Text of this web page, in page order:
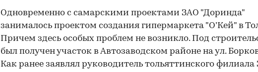
Одновременно с самарскими проектами ЗАО "Доринда"
занималось проектом создания гипермаркета "О’Кей" в
Причем здесь особых проблем не возникло. Под
был получен участок в Автозаводском районе на ул.
Как ранее заявлял руководитель тольяттинского